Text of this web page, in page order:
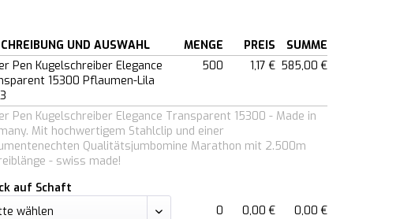
UND AUSWAHL MENGE PREIS
SUMME
Pen Kugelschreiber Elegance
15300 Pflaumen-Lila
500 1,17 € 585,00 €
Pen Kugelschreiber Elegance Transparent 15300 - Made in
Mit hochwertigem Stahlclip und einer
Qualitätsjumbomine Marathon mit 2.500m
- swiss made!
auf Schaft
0
0,00 € 0,00 €